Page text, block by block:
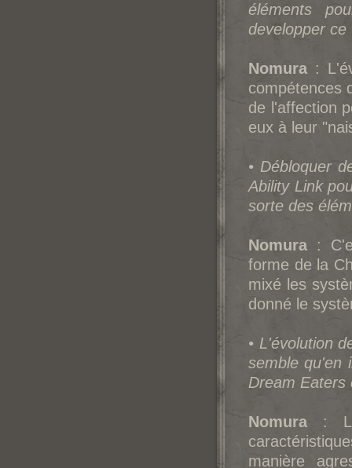
éléments
developper
Nomura :
compétences
de l'affection
eux à leur
• Débloquer
Ability Link
sorte des
Nomura :
forme de la
mixé les
donné le
• L'évolution
semble qu'en
Dream Eaters
Nomura :
manière